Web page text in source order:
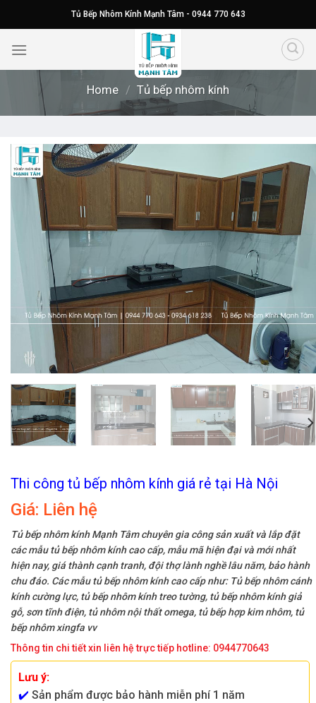
to
content
Tủ Bếp Nhôm Kính Mạnh Tâm - 0944 770 643
Home / Tủ bếp nhôm kính
Thi công tủ bếp nhôm kính giá rẻ tại Hà Nội
Giá: Liên hệ
Tủ bếp nhôm kính Mạnh Tâm chuyên gia công sản xuất và lắp đặt
các mẫu tủ bếp nhôm kính cao cấp, mẫu mã hiện đại và mới nhất
hiện nay, giá thành cạnh tranh, đội thợ lành nghề lâu năm, bảo hành
chu đáo. Các mẫu tủ bếp nhôm kính cao cấp như: Tủ bếp nhôm cánh
kính cường lực, tủ bếp nhôm kính treo tường, tủ bếp nhôm kính giả
gỗ, sơn tĩnh điện, tủ nhôm nội thất omega, tủ bếp hợp kim nhôm, tủ
bếp nhôm xingfa vv
Thông tin chi tiết xin liên hệ trực tiếp hotline: 0944770643
Lưu ý:
✔️ Sản phẩm được bảo hành miễn phí 1 năm